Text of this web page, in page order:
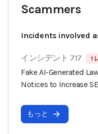
Scammers
Incidents involved
インシデント 717 1
Fake AI-Generated
Notices to Increase
もっと